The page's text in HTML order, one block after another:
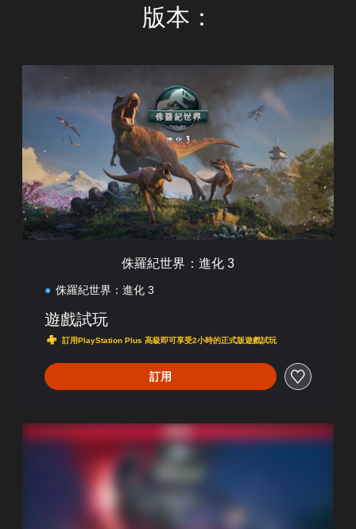
版本：
羅
：
3
侏羅紀世界：進化 3
侏羅紀世界：進化 3
遊戲試玩
訂用PlayStation Plus 高級即可享受2小時的正式版遊戲試玩
訂用
華